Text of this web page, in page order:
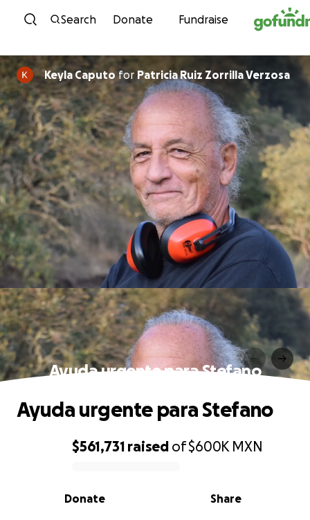
Skip to content
Search Donate Fundraise
Keyla Caputofor Patricia Ruiz Zorrilla Verzosa
Ayuda urgente para Stefano
0% complete
$561,731 raised of$600K MXN
Share
Donate
Ayuda urgente para Stefano